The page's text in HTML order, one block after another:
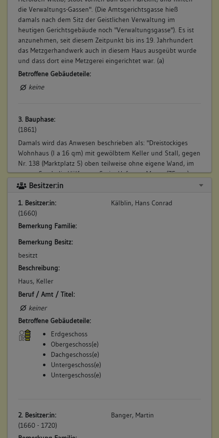
die Verwaltungs-Gassen". (Die Amtsgerichtsgasse hieß
damals nach dem Sitz der Geistlichen Verwaltung im
heutigen Gerichtsgebäude noch "Verwaltungsgasse"). Es ist
anzunehmen, seit diesem Zeitpunkt bis ins 19. Jahrhundert
das Metzgerhandwerk auch in diesem Haus ausgeübt wurde
und dass dort eine Metzgerei eingerichtet war. (a)
Betroffene Gebäudeteile:
keine
3. Bauphase:
(1861)
Damals wird das Anwesen beschrieben als: "Dreistockiges
Wohnhaus (l a 16 qm) mit gewölbtem Keller und Stall, gegen
Nr. 138 (Marktplatz 5) oben teilweise ohne eigene Wand, im
ersten Stock die Hälfte von Stein, Hof samt Mauer (75 qm),
auf dem Markt¬platz, neben Flaschner Melchior und Adam
Betroffene Gebäudeteile:
4. Bauphase:
(1870)
Betroffene Gebäudeteile:
5. Bauphase:
Am 26. Februar des Jahres 1880 kommt es zu einem Brand
bei Schlosser Nagele.
Betroffene Gebäudeteile:
6. Bauphase:
Besitzer:in
1. Besitzer:in:
(1660)
Kälblin, Hans Conrad
Bemerkung Familie:
Bemerkung Besitz:
besitzt
Beschreibung:
Haus, Keller
Beruf / Amt / Titel:
keiner
Betroffene Gebäudeteile:
Erdgeschoss
Obergeschoss(e)
Dachgeschoss(e)
Untergeschoss(e)
Untergeschoss(e)
2. Besitzer:in:
(1660 - 1720)
Banger, Martin